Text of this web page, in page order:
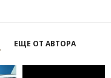
ЕЩЕ ОТ АВТОРА